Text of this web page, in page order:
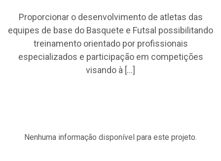
Proporcionar o desenvolvimento de atletas das
equipes de base do Basquete e Futsal possibilitando
treinamento orientado por profissionais
especializados e participação em competições
visando à […]
Nenhuma informação disponível para este projeto.